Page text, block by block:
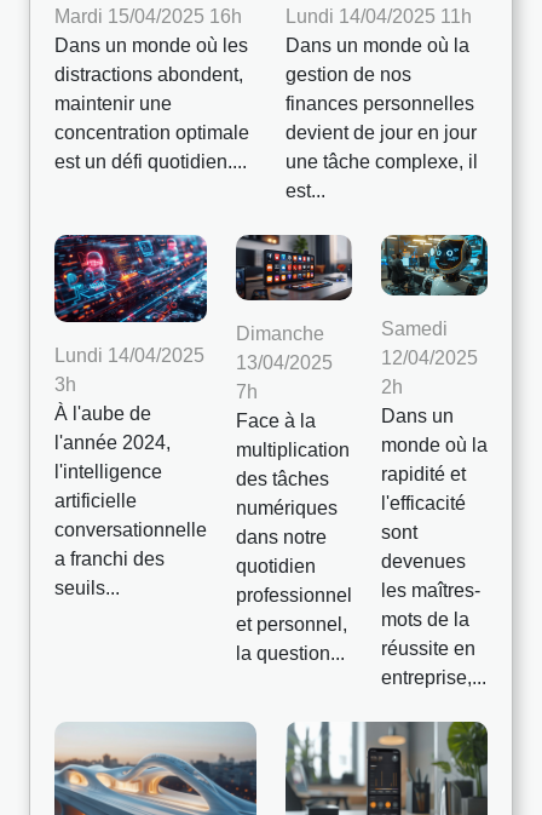
Mardi 15/04/2025 16h
Dans un monde où les
distractions abondent,
maintenir une
concentration optimale
est un défi quotidien....
Lundi 14/04/2025 11h
Dans un monde où la
gestion de nos
finances personnelles
devient de jour en jour
une tâche complexe, il
est...
Lundi 14/04/2025
3h
À l'aube de
l'année 2024,
l'intelligence
artificielle
conversationnelle
a franchi des
seuils...
Dimanche
13/04/2025
7h
Face à la
multiplication
des tâches
numériques
dans notre
quotidien
professionnel
et personnel,
la question...
Samedi
12/04/2025
2h
Dans un
monde où la
rapidité et
l'efficacité
sont
devenues
les maîtres-
mots de la
réussite en
entreprise,...